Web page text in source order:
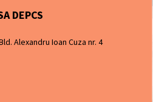
DEPCS
Alexandru Ioan Cuza nr. 4